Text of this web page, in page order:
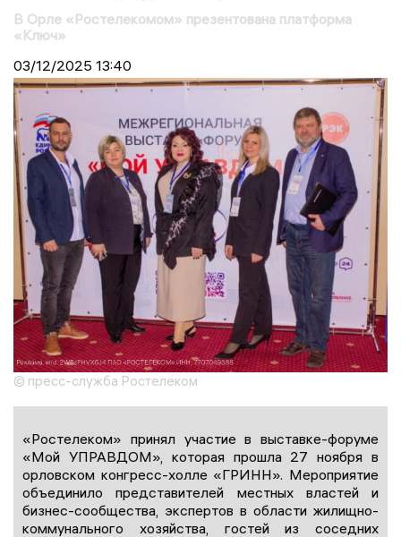
В Орле «Ростелекомом» презентована платформа
«Ключ»
03/12/2025 13:40
© пресс-служба Ростелеком
«Ростелеком» принял участие в выставке-форуме
«Мой УПРАВДОМ», которая прошла 27 ноября в
орловском конгресс-холле «ГРИНН». Мероприятие
объединило представителей местных властей и
бизнес-сообщества, экспертов в области жилищно-
коммунального хозяйства, гостей из соседних